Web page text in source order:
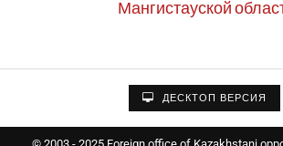
Мангистауской
ДЕСКТОП ВЕРСИЯ